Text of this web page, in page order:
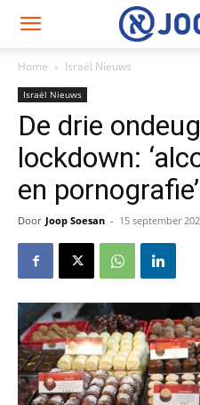
Home Israël Nieuws
Israël Nieuws
De drie
lockdown:
en pornografie’
Door Joop Soesan - 15 september